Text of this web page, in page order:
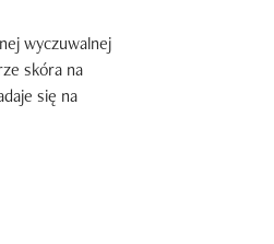
wyczuwalnej
skóra na
się na